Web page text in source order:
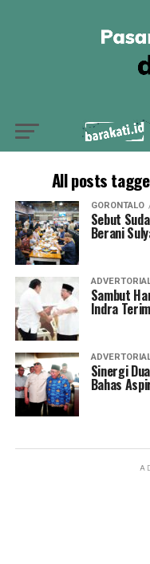
All posts
GORONTALO
Sebut
Berani
Sambut
Indra
Sinergi
Bahas